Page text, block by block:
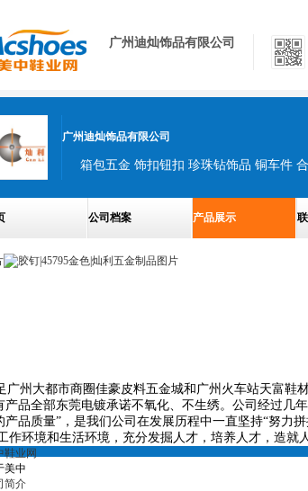
广州迪灿饰品有限公司
广州迪灿饰品有限公司
箱包五金 饰扣钮扣 珍珠钻饰品 铜车件
公司档案 产品展示
广州大都市商圈佳豪皮料五金城和广州火车站天富
品全部东莞电镀承诺不氧化、不生绣。公司经过几
产品质量” ，是我们公司在发展历程中一直坚持“努力
作环境和生活环境，充分发掘人才，培养人才，造就
鞋业网
美中
简介